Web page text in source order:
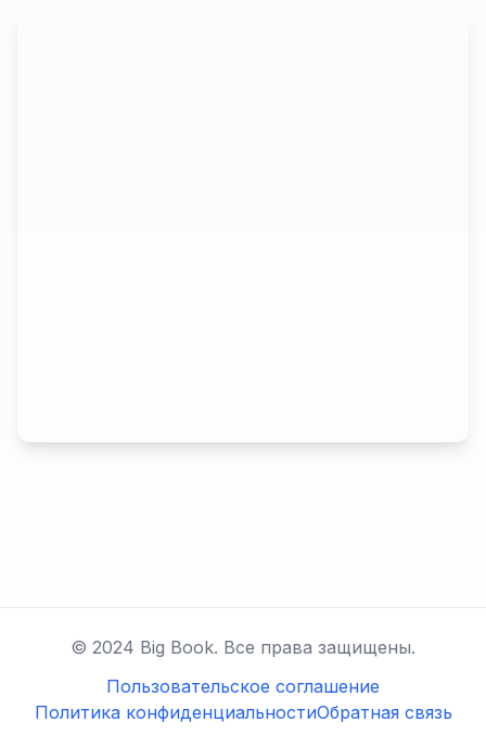
© 2024 Big Book. Все права защищены.
Пользовательское соглашение
Политика конфиденциальностиОбратная связь